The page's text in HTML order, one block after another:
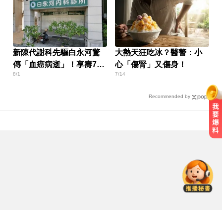
新陳代謝科先驅白永河驚
傳「血癌病逝」！享壽75
歲
8/1
大熱天狂吃冰？醫警：小
心「傷腎」又傷身！
7/14
Recommended by
10
侵